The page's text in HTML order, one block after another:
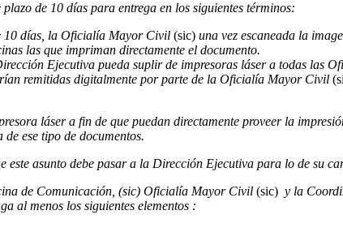
de 10 días para entrega en los siguientes términos:
10 días, la Oficialía Mayor Civil (sic) una vez escaneada la
las que impriman directamente el documento.
Ejecutiva pueda suplir de impresoras láser a todas las
remitidas digitalmente por parte de la Oficialía Mayor Civil
láser a fin de que puedan directamente proveer la
ese tipo de documentos.
asunto debe pasar a la Dirección Ejecutiva para lo de su
de Comunicación, (sic) Oficialía Mayor Civil (sic) y la
al menos los siguientes elementos :